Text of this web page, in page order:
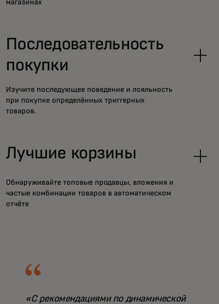
магазинах
Последовательность
покупки
Изучите последующее поведение и лояльность
при покупке определённых триггерных
товаров.
Лучшие корзины
Обнаруживайте топовые продавцы, вложения и
частые комбинации товаров в автоматическом
отчёте
«С рекомендациями по динамической